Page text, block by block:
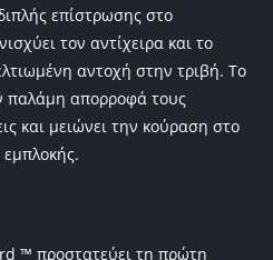
επίστρωσης στο
τον αντίχειρα και το
αντοχή στην τριβή. Το
παλάμη απορροφά τους
και μειώνει την κούραση στο
εμπλοκής.
™ προστατεύει τη πρώτη